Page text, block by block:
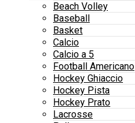
Beach Volley
Baseball
Basket
Calcio
Calcio a 5
Football Americano
Hockey Ghiaccio
Hockey Pista
Hockey Prato
Lacrosse